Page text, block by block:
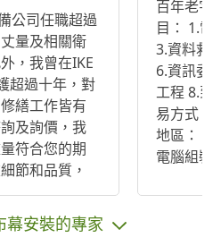
公司任職超過
量及相關衛
，我曾在IKE
超過十年，對
繕工作皆有
及詢價，我
符合您的期
節和品質，
機會為您服
驗，甚至在
百年老字
目： 1.電腦維修組裝 2.電腦拆清整理
3.資料救
6.資訊委
工程 8.到
易方式：
地區：
電腦組裝
幕安裝的專家